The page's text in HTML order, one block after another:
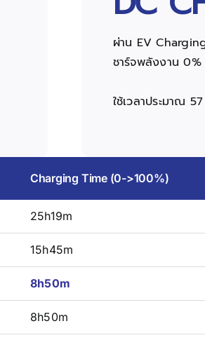
ผ่าน EV
ชาร์จพลังงาน
ใช้เวลาประมาณ
Charging Time (0->100%)
25h19m
15h45m
8h50m
8h50m